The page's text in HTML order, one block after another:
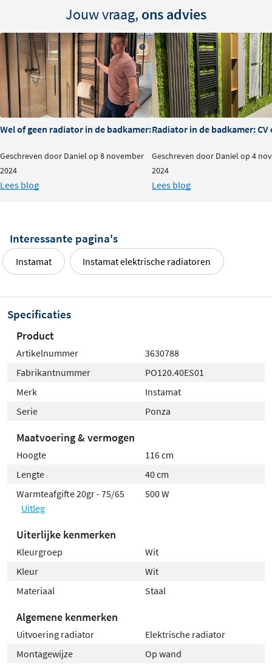
Jouw vraag, ons advies
Wel of geen radiator in de badkamer: is het nodig?
Geschreven door Daniel op 8 november
2024
Lees blog
Radiator in de badkamer:
Geschreven door Daniel op 4
2024
Lees blog
Interessante pagina's
Instamat Instamat elektrische radiatoren
Specificaties
Product
Artikelnummer
3630788
Fabrikantnummer
PO120.40ES01
Merk
Instamat
Serie
Ponza
Maatvoering & vermogen
Hoogte
116 cm
Lengte
40 cm
Warmteafgifte 20gr - 75/65
Uitleg
500 W
Uiterlijke kenmerken
Kleurgroep
Wit
Kleur
Wit
Materiaal
Staal
Algemene kenmerken
Uitvoering radiator
Elektrische radiator
Montagewijze
Op wand